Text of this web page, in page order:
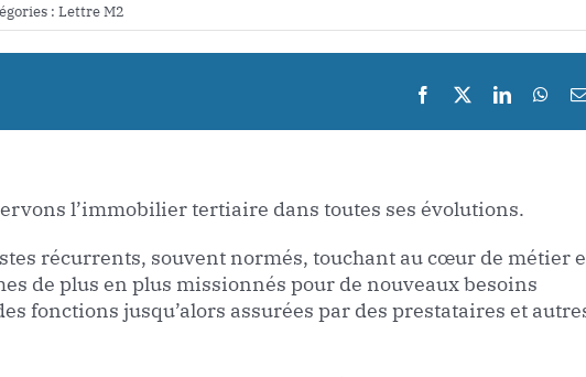
: Lettre M2
l’immobilier tertiaire dans toutes ses évolutions.
récurrents, souvent normés, touchant au cœur de métier
de plus en plus missionnés pour de nouveaux besoins
fonctions jusqu’alors assurées par des prestataires et